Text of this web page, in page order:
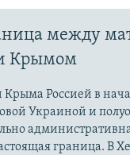
между
Крымом
Россией в
Украиной и
граница. В